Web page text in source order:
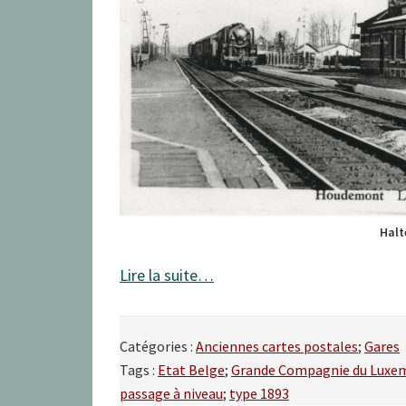
Lire la suite…
Catégories : Anciennes cartes postales; Gares
Tags : Etat Belge; Grande Compagnie du
passage à niveau; type 1893